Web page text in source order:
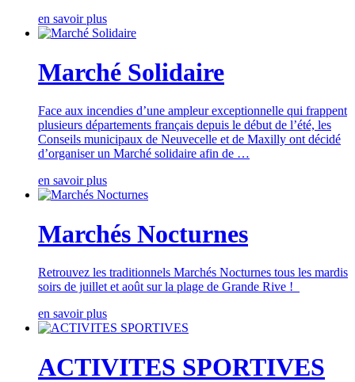
en savoir plus
Marché Solidaire
Face aux incendies d’une ampleur exceptionnelle qui frappent
plusieurs départements français depuis le début de l’été, les
Conseils municipaux de Neuvecelle et de Maxilly ont décidé
d’organiser un Marché solidaire afin de …
en savoir plus
Marchés Nocturnes
Retrouvez les traditionnels Marchés Nocturnes tous les mardis
soirs de juillet et août sur la plage de Grande Rive !
en savoir plus
ACTIVITES SPORTIVES